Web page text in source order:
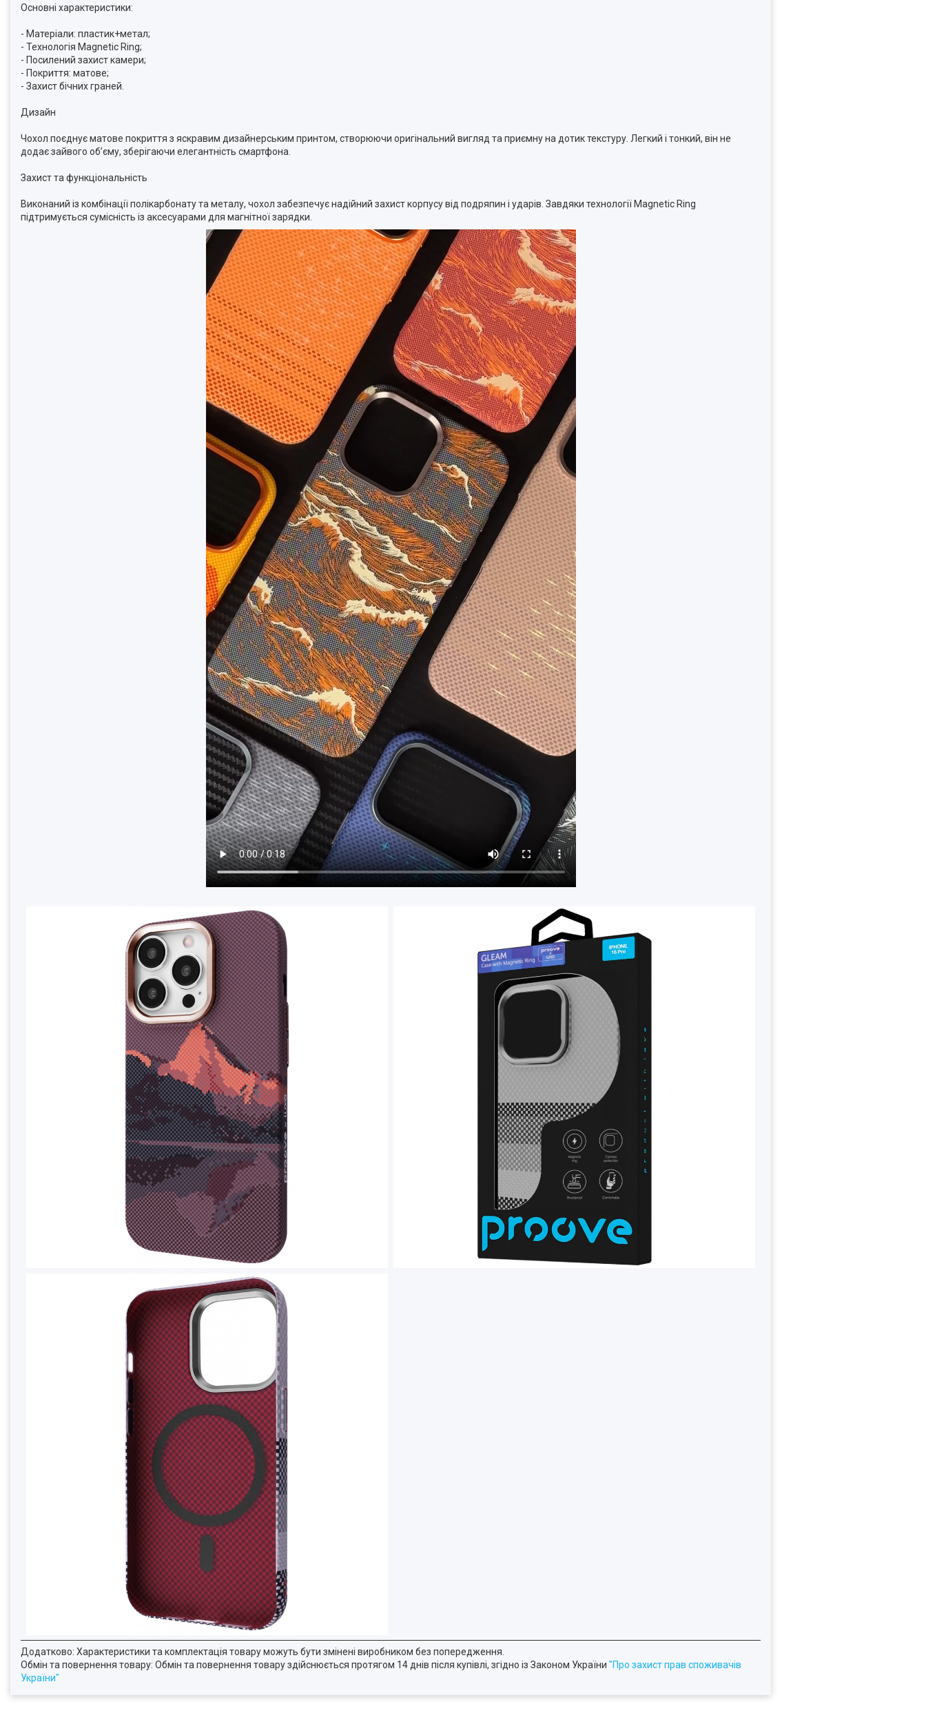
Основні характеристики:
- Матеріали: пластик+метал;
- Технологія Magnetic Ring;
- Посилений захист камери;
- Покриття: матове;
- Захист бічних граней.
Дизайн
Чохол поєднує матове покриття з яскравим дизайнерським принтом, створюючи оригінальний вигляд та приємну на дотик текстуру. Легкий і тонкий, він не
додає зайвого об’єму, зберігаючи елегантність смартфона.
Захист та функціональність
Виконаний із комбінації полікарбонату та металу, чохол забезпечує надійний захист корпусу від подряпин і ударів. Завдяки технології Magnetic Ring
підтримується сумісність із аксесуарами для магнітної зарядки.
Додатково: Характеристики та комплектація товару можуть бути змінені виробником без попередження.
Обмін та повернення товару: Обмін та повернення товару здійснюється протягом 14 днів після купівлі, згідно із Законом України "Про захист прав споживачів
України"